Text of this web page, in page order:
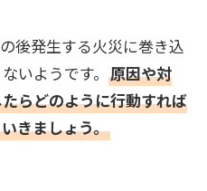
後発生する火災に巻き込
いようです。 原因や対
らどのように行動すれば
きましょう。